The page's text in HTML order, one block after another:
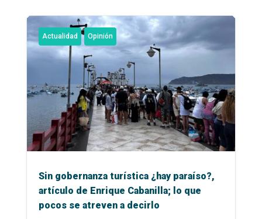
Actualidad Opinión
Sin gobernanza turística ¿hay paraíso?,
artículo de Enrique Cabanilla; lo que
pocos se atreven a decirlo